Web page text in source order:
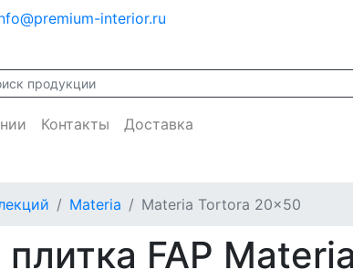
interior.ru
Контакты Доставка
Materia Materia Tortora 20x50
FAP